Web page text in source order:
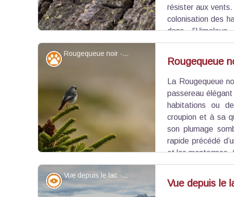
Voir l'image en plein écran
résister aux
colonisation des
dans
coussinets abritent à leur tour d’autres
champignons et de nombreux micro-organismes.
Rougequeue noir - ©Lilian_Car
Faune Rougequeue
La Rougequeue
passereau
habitations ou
croupion et à sa
son plumage
rapide précédé
et les montagnes.
proies depuis un perchoir avant de fondre sur elles.
Vue depuis le lac - ©Benjamin Musella - PNR Queyras
Point de vue - sommet Vue depuis le